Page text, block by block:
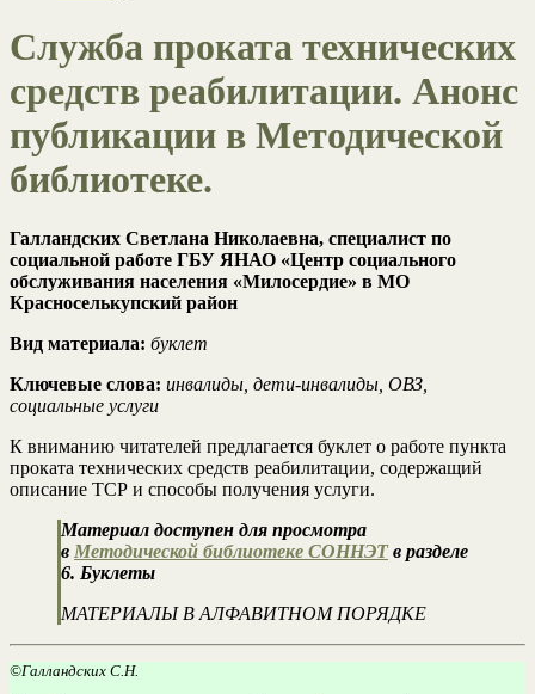
Служба проката технических
средств реабилитации. Анонс
публикации в Методической
библиотеке.
Галландских Светлана Николаевна, специалист по
социальной работе ГБУ ЯНАО «Центр социального
обслуживания населения «Милосердие» в МО
Красноселькупский район
Вид материала: буклет
Ключевые слова: инвалиды, дети-инвалиды, ОВЗ,
социальные услуги
К вниманию читателей предлагается буклет о работе пункта
проката технических средств реабилитации, содержащий
описание ТСР и способы получения услуги.
Материал доступен для просмотра
в Методической библиотеке СОННЭТв разделе
6. Буклеты
МАТЕРИАЛЫ В АЛФАВИТНОМ ПОРЯДКЕ
©Галландских С.Н.